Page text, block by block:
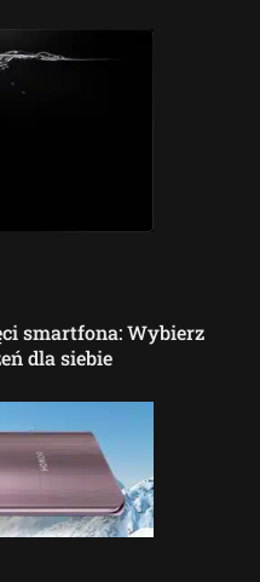
smartfona: Wybierz
dla siebie